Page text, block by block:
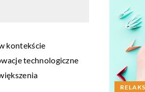
kontekście
technologiczne